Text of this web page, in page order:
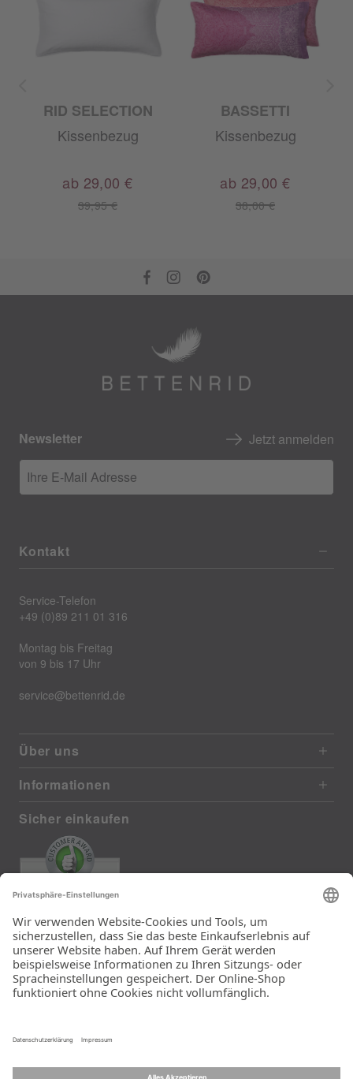
RID SELECTION
Kissenbezug
39,95 €
ab 29,00 €
BASSETTI
Kissenbezug
38,00 €
ab 29,00 €
Newsletter Jetzt anmelden
Ihre E-Mail Adresse
Kontakt
Service-Telefon
+49 (0)89 211 01 316
Montag bis Freitag
von 9 bis 17 Uhr
service@bettenrid.de
Über uns
Informationen
Sicher einkaufen
372 reviews from real customers
(last 12 months)
Total: 11290
Die Auswahl und die
Einfachheit der
Bestellung.